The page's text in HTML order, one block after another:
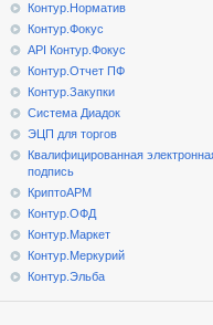
Контур.Норматив
Контур.Фокус
API Контур.Фокус
Контур.Отчет ПФ
Контур.Закупки
Система Диадок
ЭЦП для торгов
Квалифицированная
подпись
КриптоАРМ
Контур.ОФД
Контур.Маркет
Контур.Меркурий
Контур.Эльба